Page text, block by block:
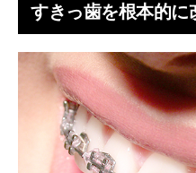
すきっ歯を根本的に